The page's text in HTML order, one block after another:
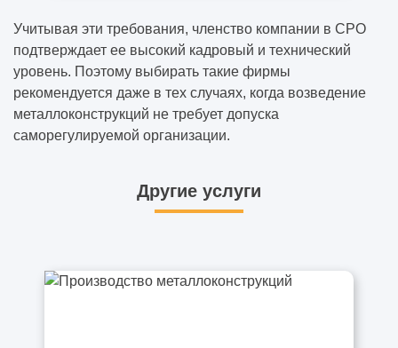
Учитывая эти требования, членство компании в СРО
подтверждает ее высокий кадровый и технический
уровень. Поэтому выбирать такие фирмы
рекомендуется даже в тех случаях, когда возведение
металлоконструкций не требует допуска
саморегулируемой организации.
Другие услуги